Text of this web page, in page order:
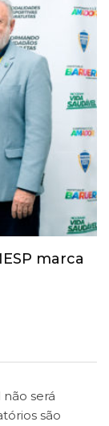
será
são